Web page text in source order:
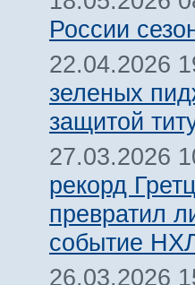
России
22.04.2026
зеленых
защитой
27.03.2026
рекорд
превратил
событие
26.03.2026